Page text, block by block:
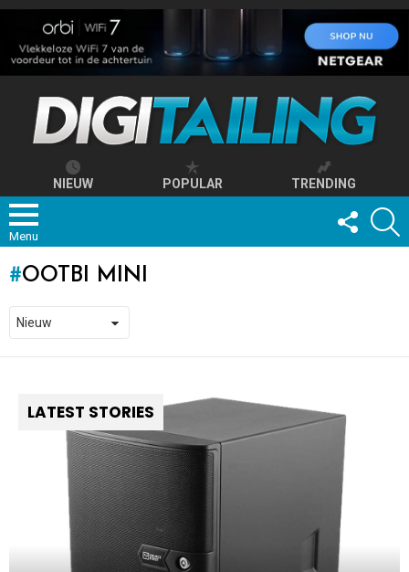
NIEUW POPULAR TRENDING
Menu
FOLLOW
US
OOTBI MINI
LATEST STORIES